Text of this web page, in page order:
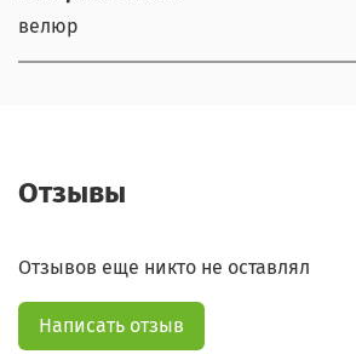
велюр
Отзывы
Отзывов еще никто не оставлял
Написать отзыв